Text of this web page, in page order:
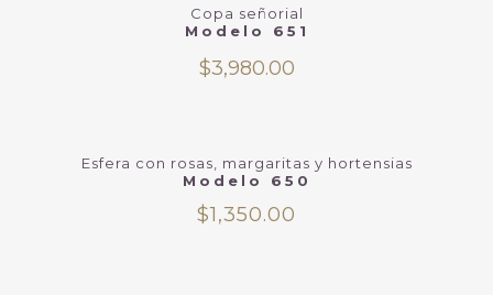
Copa señorial
Modelo 651
$3,980.00
Esfera con rosas, margaritas y hortensias
Modelo 650
$1,350.00